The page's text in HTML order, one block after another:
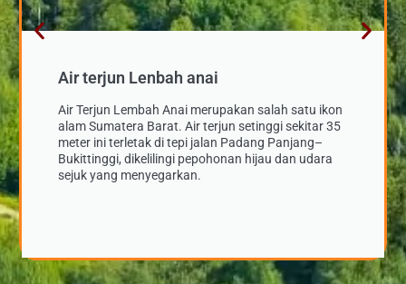
Air terjun Lenbah anai
Air Terjun Lembah Anai merupakan salah satu ikon
alam Sumatera Barat. Air terjun setinggi sekitar 35
meter ini terletak di tepi jalan Padang Panjang–
Bukittinggi, dikelilingi pepohonan hijau dan udara
sejuk yang menyegarkan.